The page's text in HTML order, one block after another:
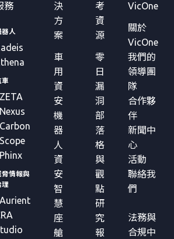
務
器人
車
脅情報與
理
決
方
案
車
用
資
安
機
器
人
資
安
智
慧
座
艙
考
資
源
零
日
漏
洞
部
落
格
與
觀
點
研
究
報
VicOne
關於
VicOne
我們的
領導團
隊
合作夥
伴
新聞中
心
活動
聯絡我
們
法務與
合規中